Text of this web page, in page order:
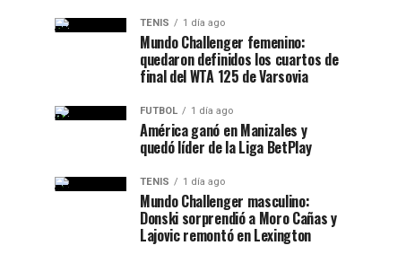
TENIS 1 día ago
Mundo Challenger femenino:
quedaron definidos los cuartos de
final del WTA 125 de Varsovia
FUTBOL 1 día ago
América ganó en Manizales y
quedó líder de la Liga BetPlay
TENIS 1 día ago
Mundo Challenger masculino:
Donski sorprendió a Moro Cañas y
Lajovic remontó en Lexington